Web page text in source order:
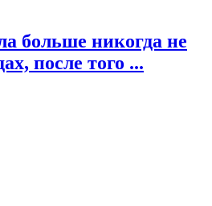
больше никогда не
после того ...